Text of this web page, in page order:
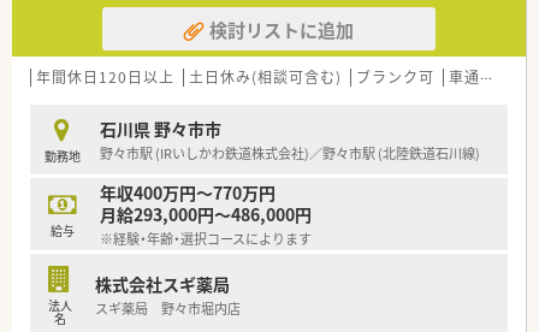
【募集背景と求める人物像について】
■近年において産休や育休の取得者が増加していることを踏ま
え、店舗の体制維持と欠員補充を目的とした正社員募集を行いま
■年齢は60歳まで応募可能ですが、周囲のスタッフと協調性を
持って前向きに業務へ取り組むことができる方を求めていま
す。
■30代までの若い世代であれば調剤未経験の方からの挑戦も歓
迎しており、意欲的に新しい知識を吸収できる方を大歓迎しま
す。
■石川県内において最大級の規模を誇る調剤薬局チェーンであ
り、グループ全体で計37の店舗を展開している安定企業です。
検討リストに追加
年間休日120日以上 土日休み(相談可含む) ブランク可 車通勤可
勤務地
石川県 野々市市
野々市駅 (IRいしかわ鉄道株式会社)／野々市駅 (北陸鉄道石川線)
給与
年収400万円～770万円
月給293,000円～486,000円
※経験・年齢・選択コースによります
法人
名
株式会社スギ薬局
スギ薬局 野々市堀内店